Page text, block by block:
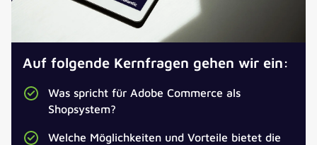
Auf folgende Kernfragen gehen wir ein:
Was spricht für Adobe Commerce als
Shopsystem?
Welche Möglichkeiten und Vorteile bietet die
Jetzt herunterladen!
Exklusive Praxis-Insights und Expertentipps erhalten.